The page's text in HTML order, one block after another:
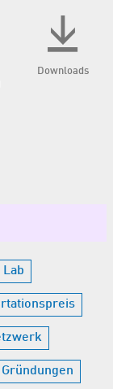
Downloads
Gründungen